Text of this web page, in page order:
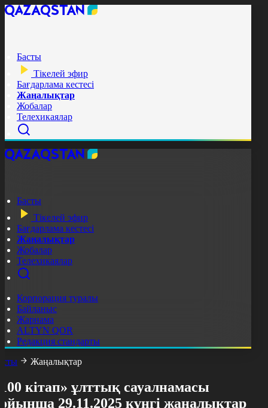
Басты
Тікелей эфир
Бағдарлама кестесі
Жаңалықтар
Жобалар
Телехикаялар
Басты
Тікелей эфир
Бағдарлама кестесі
Жаңалықтар
Жобалар
Телехикаялар
Корпорация туралы
Байланыс
Жарнама
ALTYN QOR
Редакция стандарты
Жаңалықтар
кітап» ұлттық сауалнамасы
29.11.2025 күнгі жаңалықтар